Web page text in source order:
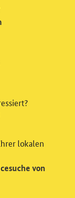
/ oder
Einwilligung für
Wir
lokalen
von